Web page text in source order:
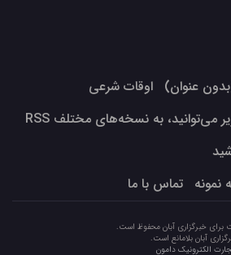
اوقات شرعی
با استفاده از لینک‌های زیر می‌توانید، به نسخه‌های مختلف RSS
نمونه
تماس با ما
خبرگزاری آبان محفوظ است.
آبان بلامانع است.
الکترونیک دامون